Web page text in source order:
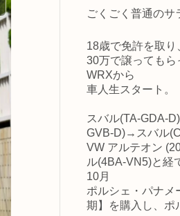
ごくごく普通のサ
18歳で免許を取り
30万で譲っても
WRXから
車人生スタート。
スバル(TA-GDA-
GVB-D)→スバル
VW アルテオン
ル(4BA-VN5)と経
10月
ポルシェ・パナメ
期】を購入し、ポ